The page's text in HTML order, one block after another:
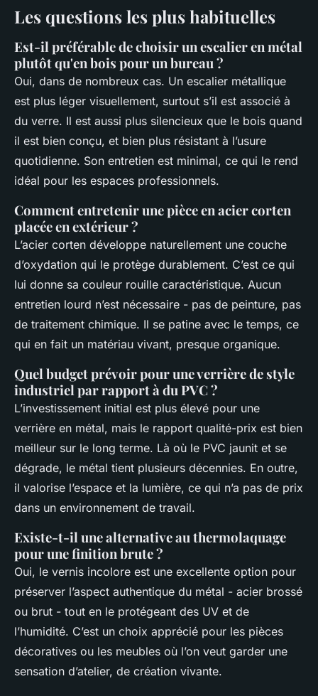
Les questions les plus habituelles
Est-il préférable de choisir un escalier en métal
plutôt qu'en bois pour un bureau ?
Oui, dans de nombreux cas. Un escalier métallique
est plus léger visuellement, surtout s’il est associé à
du verre. Il est aussi plus silencieux que le bois quand
il est bien conçu, et bien plus résistant à l’usure
quotidienne. Son entretien est minimal, ce qui le rend
idéal pour les espaces professionnels.
Comment entretenir une pièce en acier corten
placée en extérieur ?
L’acier corten développe naturellement une couche
d’oxydation qui le protège durablement. C’est ce qui
lui donne sa couleur rouille caractéristique. Aucun
entretien lourd n’est nécessaire - pas de peinture, pas
de traitement chimique. Il se patine avec le temps, ce
qui en fait un matériau vivant, presque organique.
Quel budget prévoir pour une verrière de style
industriel par rapport à du PVC ?
L’investissement initial est plus élevé pour une
verrière en métal, mais le rapport qualité-prix est bien
meilleur sur le long terme. Là où le PVC jaunit et se
dégrade, le métal tient plusieurs décennies. En outre,
il valorise l’espace et la lumière, ce qui n’a pas de prix
dans un environnement de travail.
Existe-t-il une alternative au thermolaquage
pour une finition brute ?
Oui, le vernis incolore est une excellente option pour
préserver l’aspect authentique du métal - acier brossé
ou brut - tout en le protégeant des UV et de
l’humidité. C’est un choix apprécié pour les pièces
décoratives ou les meubles où l’on veut garder une
sensation d’atelier, de création vivante.